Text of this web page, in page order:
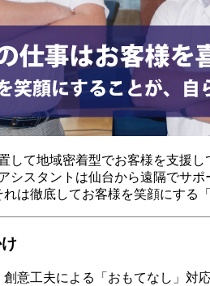
して地域密着型でお客様を支援
シスタントは仙台から遠隔でサ
は徹底してお客様を笑顔にする
意工夫による「おもてなし」